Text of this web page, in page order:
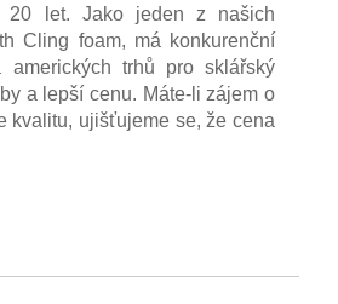
20 let. Jako jeden z našich
Cling foam, má konkurenční
trhů pro sklářský
a lepší cenu. Máte-li zájem o
kvalitu, ujišťujeme se, že cena